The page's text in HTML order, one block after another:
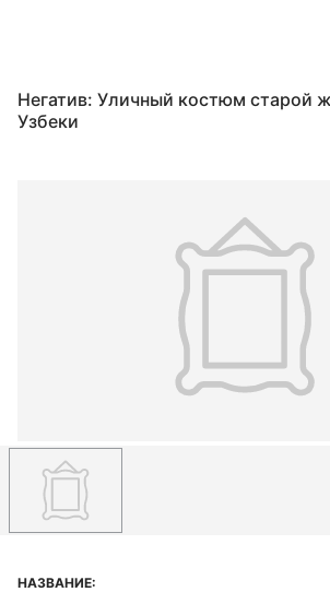
Негатив: Уличный костюм старой
Узбеки
НАЗВАНИЕ: